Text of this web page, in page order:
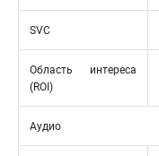
SVC
Область интереса
(ROI)
Аудио